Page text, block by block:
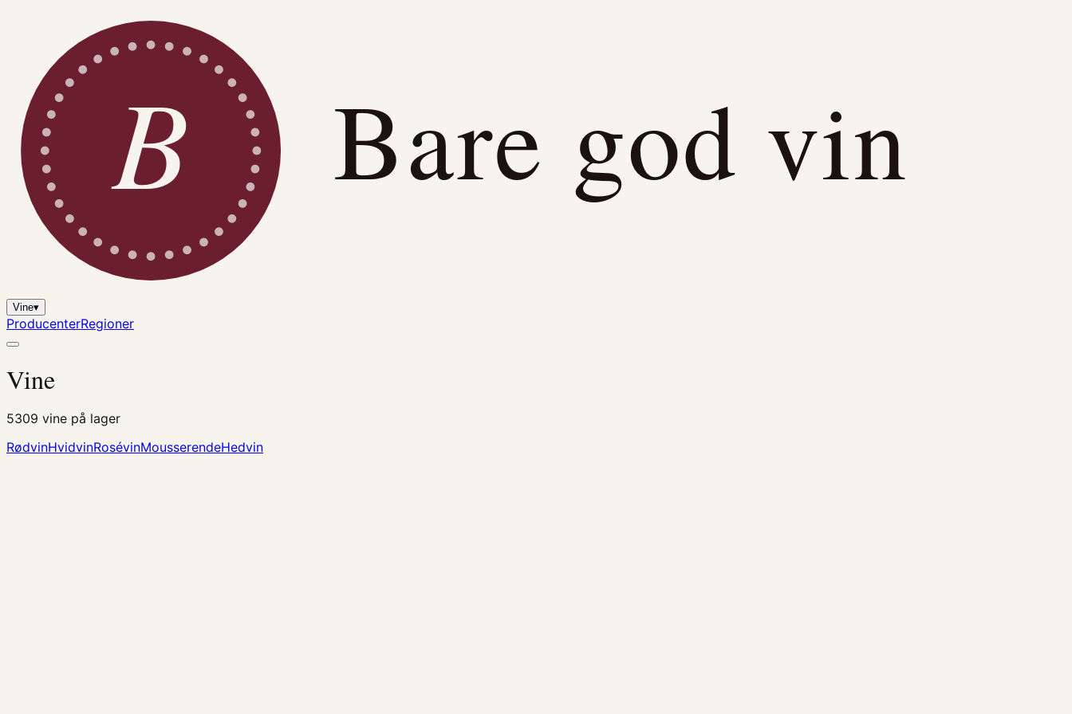
B Bare god vin
Vine▾
ProducenterRegioner
Vine
5309 vine på lager
RødvinHvidvinRosévinMousserendeHedvin